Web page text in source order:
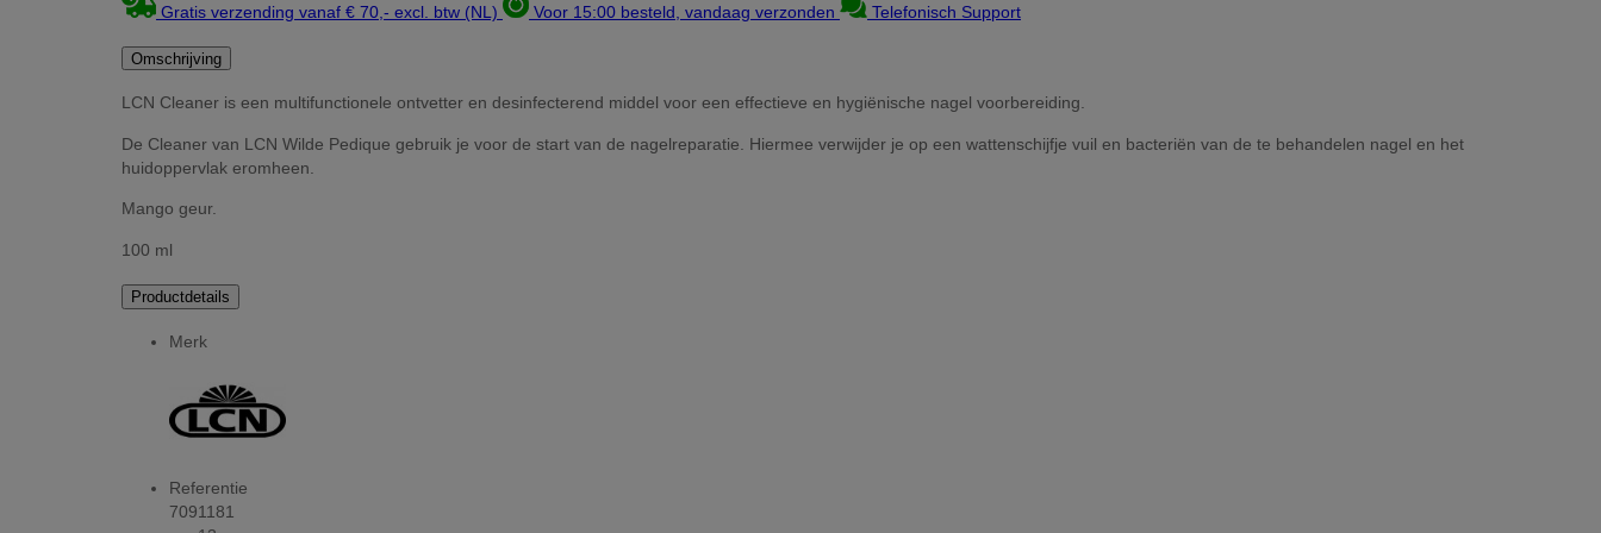
Gratis verzending vanaf € 70,- excl. btw (NL) Voor 15:00 besteld, vandaag verzonden Telefonisch Support
Omschrijving
LCN Cleaner is een multifunctionele ontvetter en desinfecterend middel voor een effectieve en hygiënische nagel voorbereiding.
De Cleaner van LCN Wilde Pedique gebruik je voor de start van de nagelreparatie. Hiermee verwijder je op een wattenschijfje vuil en bacteriën van de te behandelen nagel en het
huidoppervlak eromheen.
Mango geur.
100 ml
Productdetails
Merk
Referentie
7091181